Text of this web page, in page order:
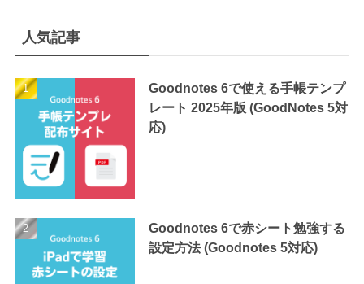
人気記事
Goodnotes 6で使える手帳テンプ
レート 2025年版 (GoodNotes 5対
応)
Goodnotes 6で赤シート勉強する
設定方法 (Goodnotes 5対応)